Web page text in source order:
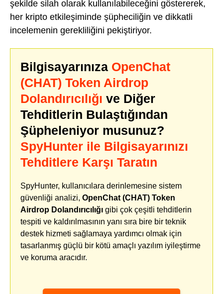
şekilde silah olarak kullanılabileceğini göstererek,
her kripto etkileşiminde şüpheciliğin ve dikkatli
incelemenin gerekliliğini pekiştiriyor.
Bilgisayarınıza OpenChat
(CHAT) Token Airdrop
Dolandırıcılığı ve Diğer
Tehditlerin Bulaştığından
Şüpheleniyor musunuz?
SpyHunter ile Bilgisayarınızı
Tehditlere Karşı Taratın
SpyHunter, kullanıcılara derinlemesine sistem
güvenliği analizi, OpenChat (CHAT) Token
Airdrop Dolandırıcılığı gibi çok çeşitli tehditlerin
tespiti ve kaldırılmasının yanı sıra bire bir teknik
destek hizmeti sağlamaya yardımcı olmak için
tasarlanmış güçlü bir kötü amaçlı yazılım iyileştirme
ve koruma aracıdır.